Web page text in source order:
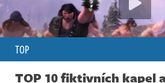
TOP
TOP 10 fiktivních kapel